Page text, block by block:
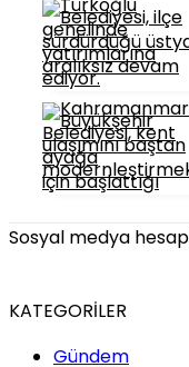
Sosyal medya
KATEGORİLER
Gündem